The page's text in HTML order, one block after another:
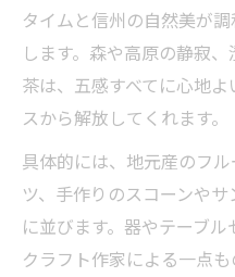
タイムと信州の自然美が
します。森や高原の静寂
茶は、五感すべてに心地
スから解放してくれます。
具体的には、地元産のフ
ツ、手作りのスコーンや
に並びます。器やテーブル
クラフト作家による一点